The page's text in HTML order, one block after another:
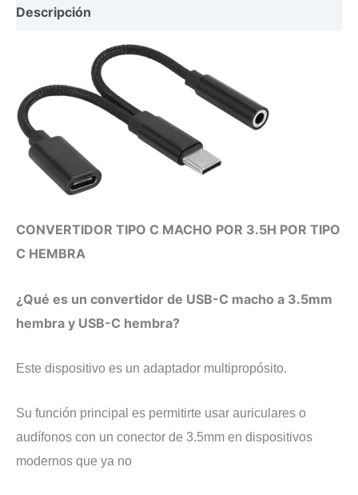
c
Descripción
CONVERTIDOR TIPO C MACHO POR 3.5H POR TIPO
C HEMBRA
¿Qué es un convertidor de USB-C macho a 3.5mm
hembra y USB-C hembra?
Este dispositivo es un adaptador multipropósito.
Su función principal es permitirte usar auriculares o
audífonos con un conector de 3.5mm en dispositivos
modernos que ya no